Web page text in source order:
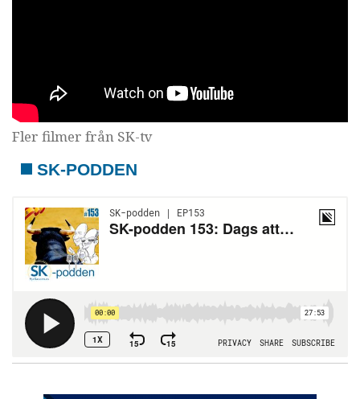
Fler filmer från SK-tv
SK-PODDEN